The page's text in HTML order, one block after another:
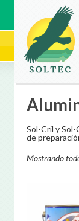
Sol-Cril y
de
Mostrando